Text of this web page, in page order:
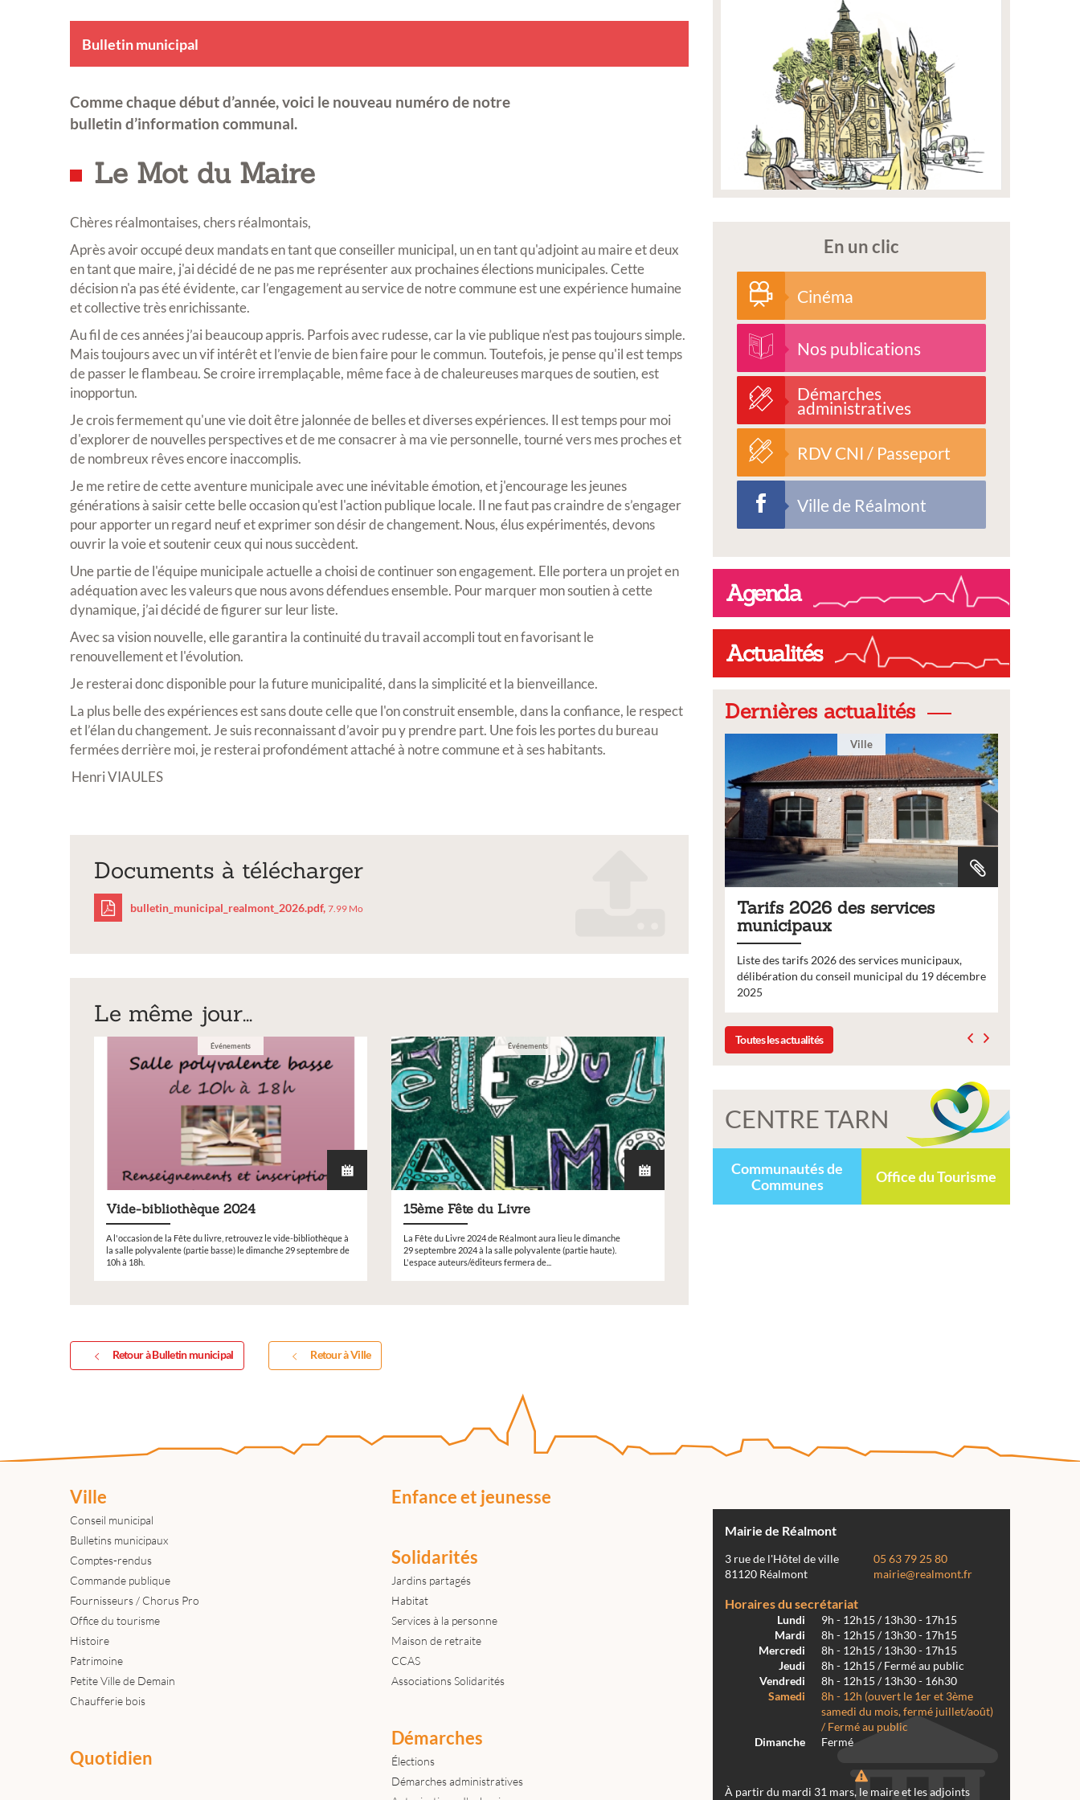
Bulletin municipal
Comme chaque début d’année, voici le nouveau numéro de notre
bulletin d’information communal.
Le Mot du Maire
Chères réalmontaises, chers réalmontais,
Après avoir occupé deux mandats en tant que conseiller municipal, un en tant qu'adjoint au maire et deux
en tant que maire, j'ai décidé de ne pas me représenter aux prochaines élections municipales. Cette
décision n'a pas été évidente, car l’engagement au service de notre commune est une expérience humaine
et collective très enrichissante.
Au fil de ces années j’ai beaucoup appris. Parfois avec rudesse, car la vie publique n’est pas toujours simple.
Mais toujours avec un vif intérêt et l’envie de bien faire pour le commun. Toutefois, je pense qu'il est temps
de passer le flambeau. Se croire irremplaçable, même face à de chaleureuses marques de soutien, est
inopportun.
Je crois fermement qu'une vie doit être jalonnée de belles et diverses expériences. Il est temps pour moi
d'explorer de nouvelles perspectives et de me consacrer à ma vie personnelle, tourné vers mes proches et
de nombreux rêves encore inaccomplis.
Je me retire de cette aventure municipale avec une inévitable émotion, et j'encourage les jeunes
générations à saisir cette belle occasion qu'est l'action publique locale. Il ne faut pas craindre de s’engager
pour apporter un regard neuf et exprimer son désir de changement. Nous, élus expérimentés, devons
ouvrir la voie et soutenir ceux qui nous succèdent.
Une partie de l'équipe municipale actuelle a choisi de continuer son engagement. Elle portera un projet en
adéquation avec les valeurs que nous avons défendues ensemble. Pour marquer mon soutien à cette
dynamique, j’ai décidé de figurer sur leur liste.
Avec sa vision nouvelle, elle garantira la continuité du travail accompli tout en favorisant le
renouvellement et l'évolution.
Je resterai donc disponible pour la future municipalité, dans la simplicité et la bienveillance.
La plus belle des expériences est sans doute celle que l'on construit ensemble, dans la confiance, le respect
et l’élan du changement. Je suis reconnaissant d’avoir pu y prendre part. Une fois les portes du bureau
fermées derrière moi, je resterai profondément attaché à notre commune et à ses habitants.
Henri VIAULES
Documents à télécharger
bulletin_municipal_realmont_2026.pdf
bulletin_municipal_realmont_2026.pdf, 7.99 Mo
Le même jour...
Événements
Vide-bibliothèque 2024
A l'occasion de la Fête du livre, retrouvez le vide-bibliothèque à
la salle polyvalente (partie basse) le dimanche 29 septembre de
10h à 18h.
Événements
15ème Fête du Livre
La Fête du Livre 2024 de Réalmont aura lieu le dimanche
29 septembre 2024 à la salle polyvalente (partie haute).
L'espace auteurs/éditeurs fermera de...
Retour à Bulletin municipal Retour à Ville
En un clic
Cinéma
Nos publications
Démarches
administratives
RDV CNI / Passeport
Ville de Réalmont
Agenda
Actualités
Dernières actualités
Exposition
Inscription Réal'Art 2026 -
Vous souhaitez exposer vos oeuvres lors de notre
Petite Ville de Demain Ville
Tarifs 2026 des services
municipaux
Liste des tarifs 2026 des services municipaux,
délibération du conseil municipal du 19 décembre
2025
Toutes les actualités
CENTRE TARN
Communautés de
Communes
Office du Tourisme
Ville
Conseil municipal
Bulletins municipaux
Comptes-rendus
Commande publique
Fournisseurs / Chorus Pro
Office du tourisme
Histoire
Patrimoine
Petite Ville de Demain
Chaufferie bois
Quotidien
Enfance et jeunesse
Solidarités
Jardins partagés
Habitat
Services à la personne
Maison de retraite
CCAS
Associations Solidarités
Démarches
Élections
Démarches administratives
Mairie de Réalmont
3 rue de l'Hôtel de ville
81120 Réalmont
05 63 79 25 80
mairie@realmont.fr
Horaires du secrétariat
Lundi
9h - 12h15 / 13h30 - 17h15
Mardi
8h - 12h15 / 13h30 - 17h15
Mercredi
8h - 12h15 / 13h30 - 17h15
Jeudi
8h - 12h15 / Fermé au public
Vendredi
8h - 12h15 / 13h30 - 16h30
Samedi
8h - 12h (ouvert le 1er et 3ème
samedi du mois, fermé juillet/août)
/ Fermé au public
Dimanche
Fermé
À partir du mardi 31 mars, le maire et les adjoints